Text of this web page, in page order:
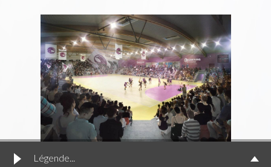
Légende...